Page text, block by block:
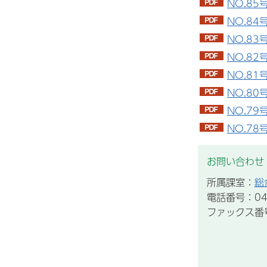
NO.85
NO.84
NO.83
NO.82
NO.81
NO.80
NO.79
NO.78
お問い合わせ
所属課室： 総
電話番号：
ファックス